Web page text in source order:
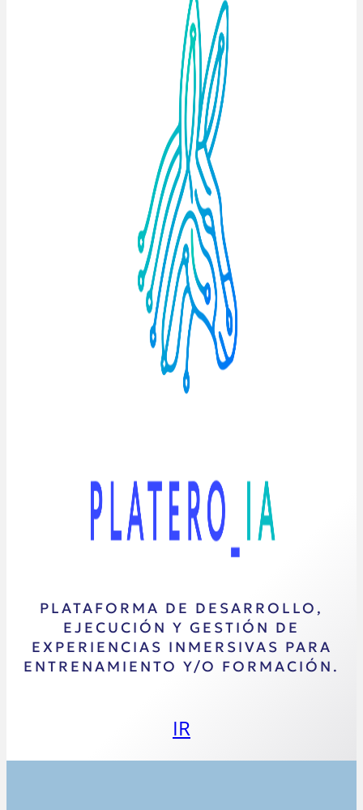
PLATAFORMA DE DESARROLLO,
EJECUCIÓN Y GESTIÓN DE
EXPERIENCIAS INMERSIVAS PARA
ENTRENAMIENTO Y/O FORMACIÓN.
IR